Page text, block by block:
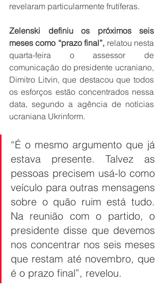
revelaram particularmente frutíferas.
Zelenski definiu os próximos seis
meses como “prazo final”, relatou nesta
quarta-feira o assessor de
comunicação do presidente ucraniano,
Dimitro Litvin, que destacou que todos
os esforços estão concentrados nessa
data, segundo a agência de notícias
ucraniana Ukrinform.
“É o mesmo argumento que já
estava presente. Talvez as
pessoas precisem usá-lo como
veículo para outras mensagens
sobre o quão ruim está tudo.
Na reunião com o partido, o
presidente disse que devemos
nos concentrar nos seis meses
que restam até novembro, que
é o prazo final”, revelou.